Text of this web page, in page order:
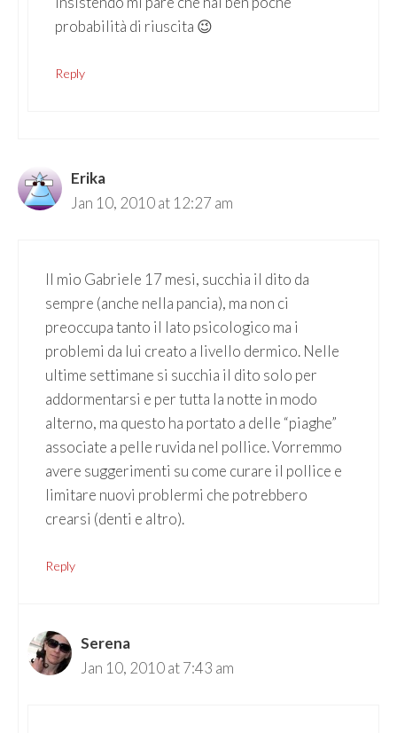
probabilità di riuscita 😉
Reply
Erika
Jan 10, 2010 at 12:27 am
Il mio Gabriele 17 mesi, succhia il dito da
sempre (anche nella pancia), ma non ci
preoccupa tanto il lato psicologico ma i
problemi da lui creato a livello dermico. Nelle
ultime settimane si succhia il dito solo per
addormentarsi e per tutta la notte in modo
alterno, ma questo ha portato a delle “piaghe”
associate a pelle ruvida nel pollice. Vorremmo
avere suggerimenti su come curare il pollice e
limitare nuovi problermi che potrebbero
crearsi (denti e altro).
Reply
Serena
Jan 10, 2010 at 7:43 am